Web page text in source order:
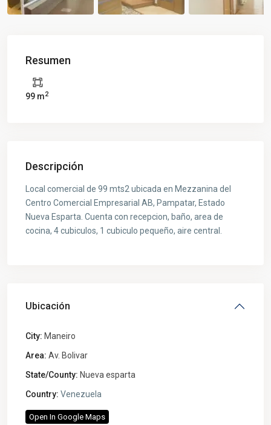
Resumen
99 m2
Descripción
Local comercial de 99 mts2 ubicada en Mezzanina del
Centro Comercial Empresarial AB, Pampatar, Estado
Nueva Esparta. Cuenta con recepcion, baño, area de
cocina, 4 cubiculos, 1 cubiculo pequeño, aire central.
Ubicación
City: Maneiro
Area: Av. Bolivar
State/County: Nueva esparta
Country: Venezuela
Open In Google Maps